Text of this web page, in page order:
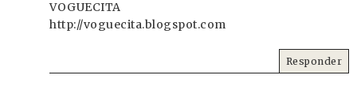
VOGUECITA
http://voguecita.blogspot.com
Responder